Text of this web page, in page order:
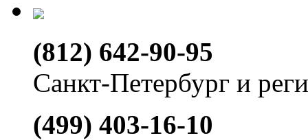
(812) 642-90-95
Санкт-Петербург и
(499) 403-16-10